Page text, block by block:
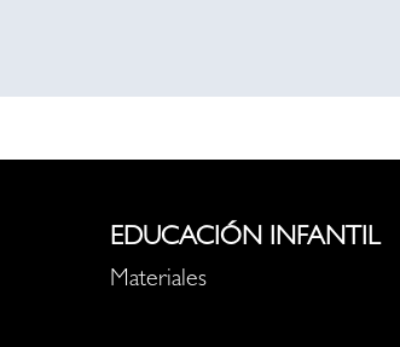
EDUCACIÓN INFANTIL
Materiales